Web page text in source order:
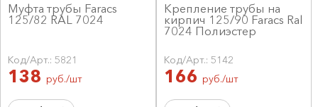
Муфта трубы Faracs
125/82 RAL 7024
Код/Арт.: 5821
138 руб./шт
Крепление трубы на
кирпич 125/90 Faracs Ral
7024 Полиэстер
Код/Арт.: 5142
166 руб./шт